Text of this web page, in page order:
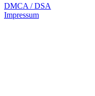
DMCA / DSA
Impressum